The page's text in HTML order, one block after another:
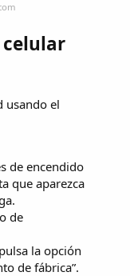
usando el
de encendido
que aparezca
de
la opción
de fábrica”.